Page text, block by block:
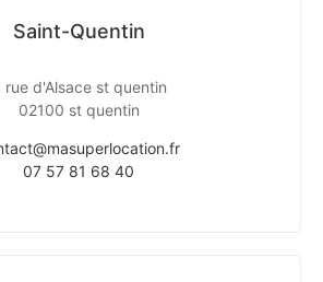
Saint-Quentin
rue d'Alsace st quentin
02100 st quentin
07 57 81 68 40